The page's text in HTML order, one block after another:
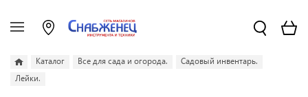
Каталог Все для сада и огорода.
Садовый инвентарь.
Лейки.